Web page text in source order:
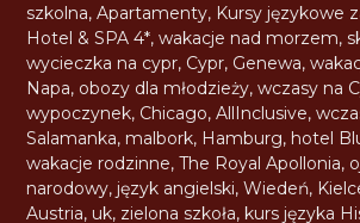
szkolna,Apartamenty, Kursy językowe
Hotel & SPA 4*,wakacje nad morzem,
wycieczka na cypr, Cypr, Genewa,
Napa, obozy dla młodzieży,wczasy na
wypoczynek, Chicago,AllInclusive,
Salamanka, malbork, Hamburg, hotel
wakacje rodzinne,The Royal Apollonia,
narodowy, język angielski,Wiedeń,
Austria, uk, zielona szkoła, kurs języka